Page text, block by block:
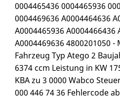
0004465436 0004465936
0004469636 A0004464636
A0004465936 A0004466436
A0004469636 4800201050 -
Fahrzeug Typ Atego 2
6374 ccm Leistung in KW
KBA zu 3 0000 Wabco
000 446 74 36 Fehlercode